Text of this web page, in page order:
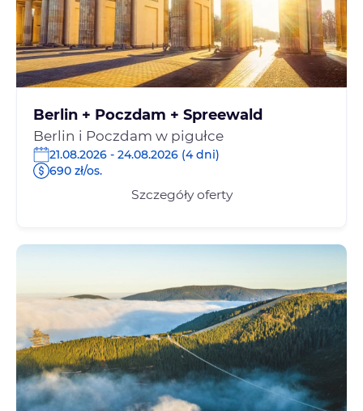
Berlin + Poczdam + Spreewald
Berlin i Poczdam w pigułce
21.08.2026 - 24.08.2026 (4 dni)
690 zł/os.
Szczegóły oferty